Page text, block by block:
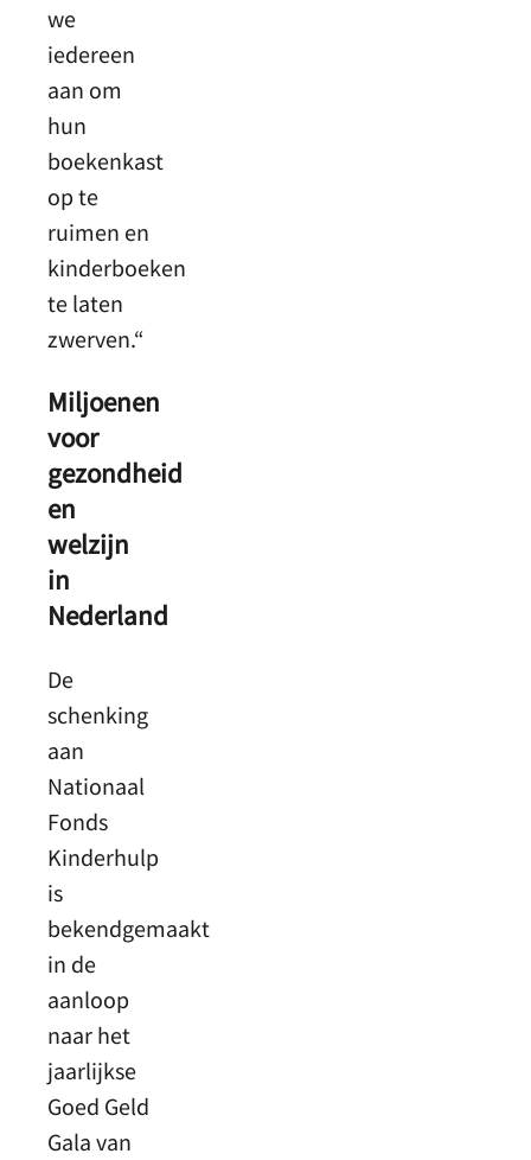
we
iedereen
aan om
hun
boekenkast
op te
ruimen en
kinderboeken
te laten
zwerven.“
Miljoenen
voor
gezondheid
en
welzijn
in
Nederland
De
schenking
aan
Nationaal
Fonds
Kinderhulp
is
bekendgemaakt
in de
aanloop
naar het
jaarlijkse
Goed Geld
Gala van